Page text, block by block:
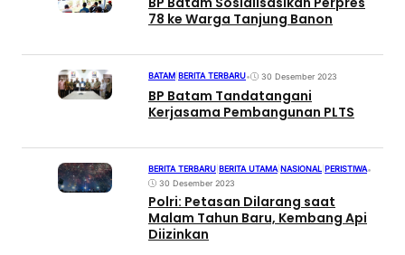
78 ke Warga Tanjung Banon
BATAM BERITA TERBARU• 30 Desember 2023
BP Batam Tandatangani
Kerjasama Pembangunan PLTS
BERITA TERBARU BERITA UTAMA NASIONAL PERISTIWA•
30 Desember 2023
Polri: Petasan Dilarang saat
Malam Tahun Baru, Kembang Api
Diizinkan